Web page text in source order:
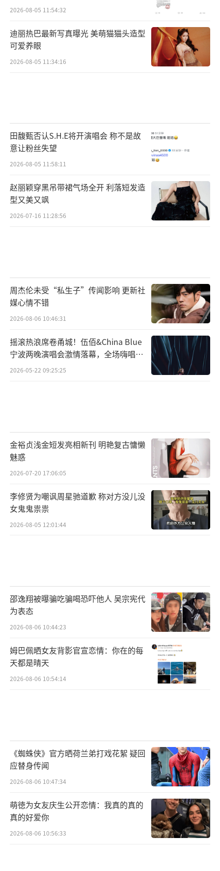
2026-08-05 11:54:32
迪丽热巴最新写真曝光 美萌猫猫头造型
可爱养眼
2026-08-05 11:34:16
田馥甄否认S.H.E将开演唱会 称不是故
意让粉丝失望
2026-08-05 11:58:11
赵丽颖穿黑吊带裙气场全开 利落短发造
型又美又飒
2026-07-16 11:28:56
周杰伦未受“私生子”传闻影响 更新社
媒心情不错
2026-08-06 10:46:31
摇滚热浪席卷甬城！伍佰&China Blue
宁波两晚演唱会激情落幕，全场嗨唱氛
围炸裂
2026-05-22 09:25:25
金裕贞浅金短发亮相新刊 明艳复古慵懒
魅惑
2026-07-20 17:06:05
李修贤为嘲讽周星驰道歉 称对方没儿没
女鬼鬼祟祟
2026-08-05 12:01:44
邵逸翔被曝骗吃骗喝恐吓他人 吴宗宪代
为表态
2026-08-06 10:44:23
姆巴佩晒女友背影官宣恋情：你在的每
天都是晴天
2026-08-06 10:54:14
《蜘蛛侠》官方晒荷兰弟打戏花絮 疑回
应替身传闻
2026-08-06 10:47:34
萌徳为女友庆生公开恋情：我真的真的
真的好爱你
2026-08-06 10:56:33